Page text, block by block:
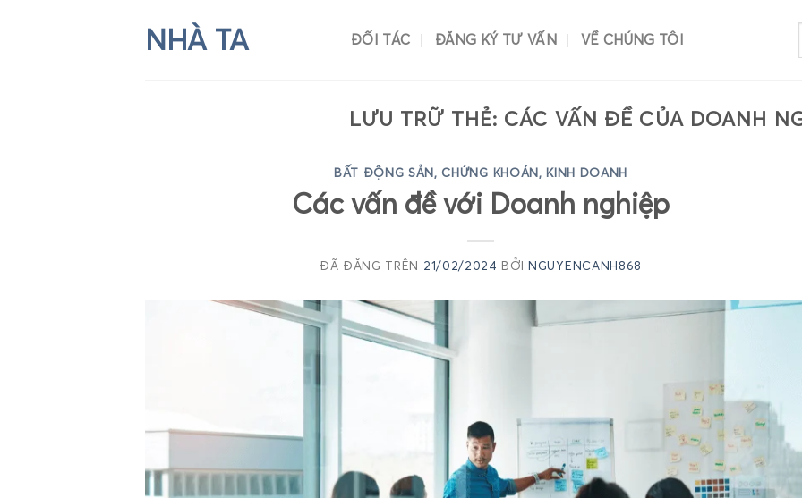
NHÀ TA ĐỐI TÁC ĐĂNG KÝ TƯ VẤN VỀ CHÚNG TÔI
LƯU TRỮ THẺ: CÁC VẤN ĐỀ CỦA DOANH
BẤT ĐỘNG SẢN, CHỨNG KHOÁN, KINH DOANH
Các vấn đề với Doanh nghiệp
ĐÃ ĐĂNG TRÊN 21/02/2024 BỞINGUYENCANH868